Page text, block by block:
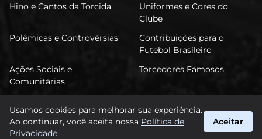
Hino e Cantos da Torcida
Uniformes e Cores do
Clube
Polêmicas e Controvérsias
Contribuições para o
Futebol Brasileiro
Ações Sociais e
Comunitárias
Torcedores Famosos
FuTimão
Usamos cookies para melhorar sua experiência.
Ao continuar, você aceita nossa Política de
Privacidade.
Aceitar